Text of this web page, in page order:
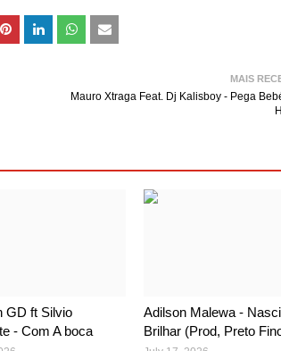
MAIS
Mauro Xtraga Feat. Dj Kalisboy - Pega
GD ft Silvio
- Com A boca
Adilson Malewa -
Brilhar (Prod, Preto